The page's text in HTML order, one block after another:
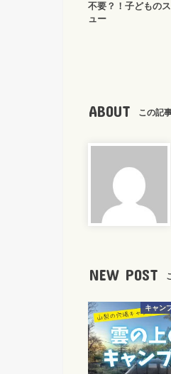
不要？！子どもの
ュー
ABOUT この記
NEW POST
キャン